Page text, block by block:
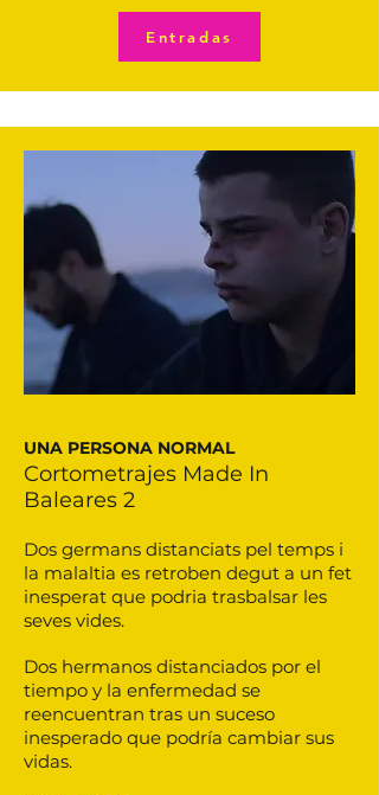
Entradas
UNA PERSONA NORMAL
Cortometrajes Made In
Baleares 2
Dos germans distanciats pel temps i
la malaltia es retroben degut a un fet
inesperat que podria trasbalsar les
seves vides.
Dos hermanos distanciados por el
tiempo y la enfermedad se
reencuentran tras un suceso
inesperado que podría cambiar sus
vidas.